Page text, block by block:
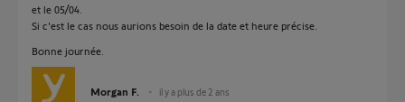
et le 05/04.
Si c'est le cas nous aurions besoin de la date et heure précise.
Bonne journée.
Morgan F. il y a plus de 2 ans